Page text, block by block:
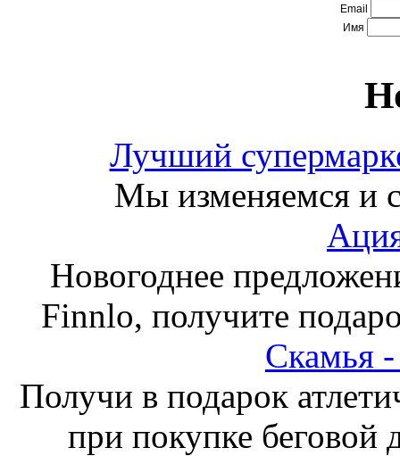
Email
Имя
Лучший
Мы изменяемся и
Новогоднее
Finnlo, получите
Получи в подарок
при покупке беговой